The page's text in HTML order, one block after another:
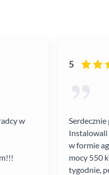
w
5
Instalowali
w formie
mocy 550
tygodnie,